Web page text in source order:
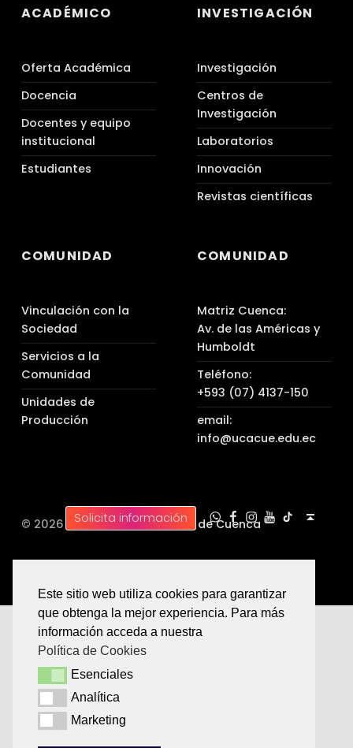
ACADÉMICO
Oferta Académica
Docencia
Docentes y equipo
institucional
Estudiantes
INVESTIGACIÓN
Investigación
Centros de
Investigación
Laboratorios
Innovación
Revistas científicas
COMUNIDAD
Vinculación con la
Sociedad
Servicios a la
Comunidad
Unidades de
Producción
COMUNIDAD
Matriz Cuenca:
Av. de las Américas y
Humboldt
Teléfono:
+593 (07) 4137-150
email:
info@ucacue.edu.ec
© 2026 | Universidad Católica de Cuenca
Solicita información
UC WhatsApp
UC en Facebook
UC en Instagram
UC en Youtube
UC Tiktok
Este sitio web utiliza cookies para garantizar
que obtenga la mejor experiencia. Para más
información acceda a nuestra
Política de Cookies
EsencialesEsenciales
AnalíticaAnalítica
MarketingMarketing